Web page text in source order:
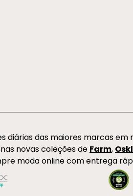
diárias das maiores marcas
novas coleções de Farm,
moda online com entrega